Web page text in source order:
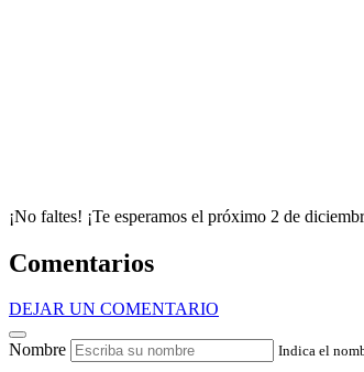
¡No faltes! ¡Te esperamos el próximo 2 de
Comentarios
DEJAR UN COMENTARIO
Nombre Indica el